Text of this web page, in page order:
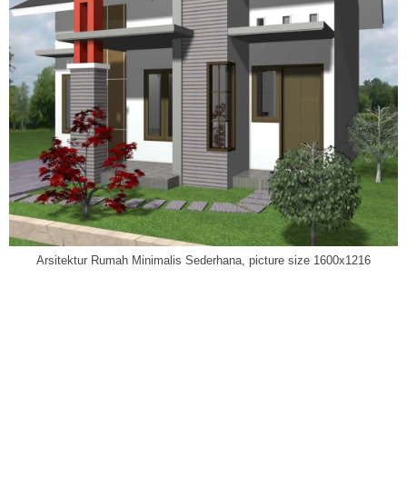
Arsitektur Rumah Minimalis Sederhana, picture size 1600x1216